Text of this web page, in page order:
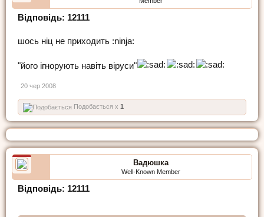
Відповідь: 12111
шось ніц не приходить :ninja:
"його ігнорують навіть віруси"
20 чер 2008
Подобається x 1
Вадюшка
Well-Known Member
Відповідь: 12111